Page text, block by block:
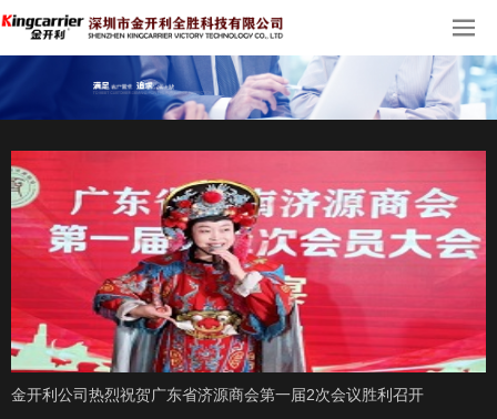
金开利公司热烈祝贺广东省济源商会第一届2次会议胜利召开